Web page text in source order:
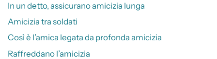
In un detto, assicurano amicizia lunga
Amicizia tra soldati
Così è l’amica legata da profonda amicizia
Raffreddano l’amicizia